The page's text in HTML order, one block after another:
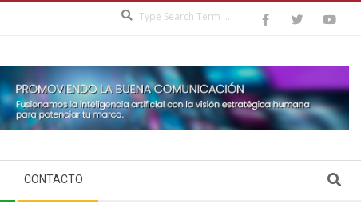
CONTACTO Search